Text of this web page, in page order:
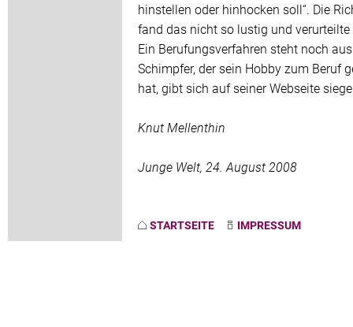
hinstellen oder hinhocken soll“. Die
fand das nicht so lustig und verurteilte
Ein Berufungsverfahren steht noch
Schimpfer, der sein Hobby zum Beruf
hat, gibt sich auf seiner Webseite
Knut Mellenthin
Junge Welt, 24. August 2008
STARTSEITE IMPRESSUM